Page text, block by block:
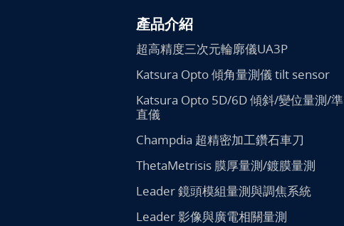
產品介紹
超高精度三次元輪廓儀UA3P
Katsura Opto 傾角量測儀 tilt sensor
Katsura Opto 5D/6D 傾斜/變位量測/準
直儀
Champdia 超精密加工鑽石車刀
ThetaMetrisis 膜厚量測/鍍膜量測
Leader 鏡頭模組量測與調焦系統
Leader 影像與廣電相關量測